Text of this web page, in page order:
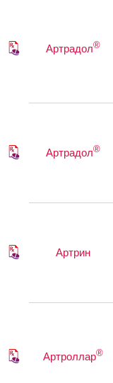
Артрадол®
Артрадол®
Артрин
Артроллар®